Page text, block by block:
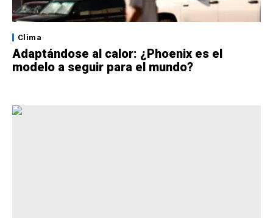
Clima
Adaptándose al calor: ¿Phoenix es el
modelo a seguir para el mundo?